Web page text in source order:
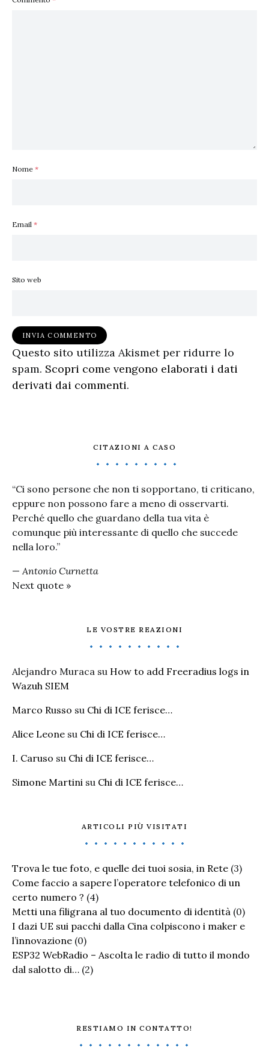
Nome *
Email *
Sito web
Questo sito utilizza Akismet per ridurre lo
spam. Scopri come vengono elaborati i dati
derivati dai commenti.
CITAZIONI A CASO
“Ci sono persone che non ti sopportano, ti criticano,
eppure non possono fare a meno di osservarti.
Perché quello che guardano della tua vita è
comunque più interessante di quello che succede
nella loro.”
— Antonio Curnetta
Next quote »
LE VOSTRE REAZIONI
Alejandro Muraca su How to add Freeradius logs in
Wazuh SIEM
Marco Russo su Chi di ICE ferisce…
Alice Leone su Chi di ICE ferisce…
I. Caruso su Chi di ICE ferisce…
Simone Martini su Chi di ICE ferisce…
ARTICOLI PIÙ VISITATI
Trova le tue foto, e quelle dei tuoi sosia, in Rete (3)
Come faccio a sapere l’operatore telefonico di un
certo numero ? (4)
Metti una filigrana al tuo documento di identità (0)
I dazi UE sui pacchi dalla Cina colpiscono i maker e
l’innovazione (0)
ESP32 WebRadio – Ascolta le radio di tutto il mondo
dal salotto di… (2)
RESTIAMO IN CONTATTO!